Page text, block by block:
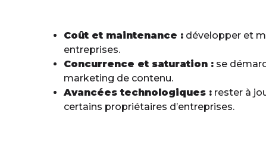
Coût et maintenance : développer et
entreprises.
Concurrence et saturation : se
marketing de contenu.
Avancées technologiques : rester à
certains propriétaires d’entreprises.